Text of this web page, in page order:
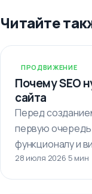
Читайте
ПРОДВИЖЕНИЕ
Почему SEO
сайта
Перед
первую очередь
функционалу и
важно…
28 июля 2026·5 мин